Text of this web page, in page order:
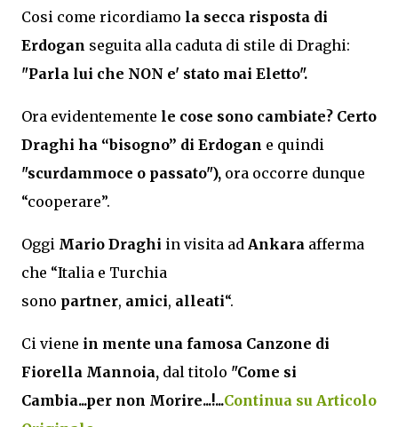
Cosi come ricordiamo la secca risposta di
Erdogan seguita alla caduta di stile di Draghi:
"Parla lui che NON e' stato mai Eletto".
Ora evidentemente le cose sono cambiate? Certo
Draghi ha “bisogno” di Erdogan e quindi
"scurdammoce o passato"), ora occorre dunque
“cooperare”.
Oggi Mario Draghi in visita ad Ankara afferma
che “Italia e Turchia
sono partner, amici, alleati“.
Ci viene in mente una famosa Canzone di
Fiorella Mannoia, dal titolo "Come si
Cambia...per non Morire...!...Continua su Articolo